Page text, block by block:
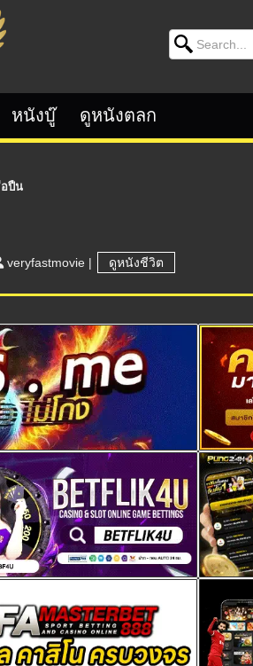
Search for:
หนังบู๊ ดูหนังตลก
อปืน
veryfastmovie | ดูหนังชีวิต